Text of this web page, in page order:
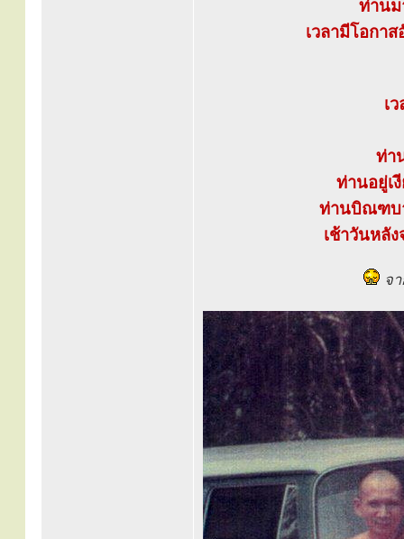
ท่านม
เวลามีโอกา
เ
ท่า
ท่านอยู่เ
ท่านบิณฑบ
เช้าวันหลั
จ